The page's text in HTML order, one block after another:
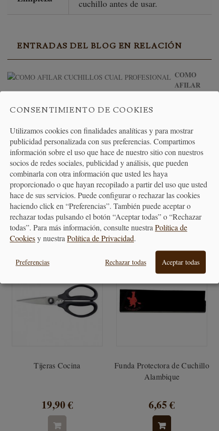
cuchillo antes de usar.
ENTRADAS DEL BLOG EN RELACIÓN
COMO
AFILAR
AFILADORES DE CUCHILLOS: DESCUBRE LOS AFILADORES
HORL
PRODUCTOS
RELACIONADOS
CUCHILLOS Y
AFILADORES
Tijeras Cocina
19,90 €
Funda Protectora de Cuchillo
Alambique
6,65 €
CONSENTIMIENTO DE COOKIES
Utilizamos cookies con finalidades analíticas y para mostrar
publicidad personalizada con sus preferencias. Compartimos
información sobre el uso que hace de nuestro sitio con nuestros
socios de redes sociales, publicidad y análisis, que pueden
combinarla con otra información que usted les haya
proporcionado o que hayan recopilado a partir del uso que usted
hace de sus servicios. Puede configurar o rechazar las cookies
haciendo click en “Preferencias”. También puede aceptar o
rechazar todas pulsando el botón “Aceptar todas” o “Rechazar
todas”. Para más información, consulte nuestraPolítica de
Cookiesy nuestraPolítica de Privacidad.
Preferencias Rechazar todas Aceptar todas